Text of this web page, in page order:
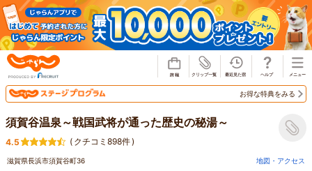
お得な特典をみる
須賀谷温泉～戦国武将が通った歴史の秘湯～
4.5 ( クチコミ898件)
滋賀県長浜市須賀谷町36 地図・アクセス